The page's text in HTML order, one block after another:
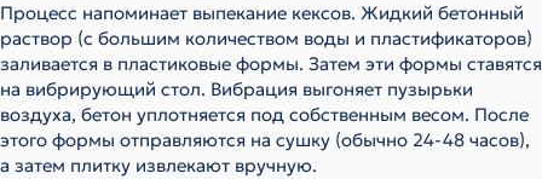
Процесс напоминает выпекание кексов. Жидкий бетонный
раствор (с большим количеством воды и пластификаторов)
заливается в пластиковые формы. Затем эти формы ставятся
на вибрирующий стол. Вибрация выгоняет пузырьки
воздуха, бетон уплотняется под собственным весом. После
этого формы отправляются на сушку (обычно 24-48 часов),
а затем плитку извлекают вручную.